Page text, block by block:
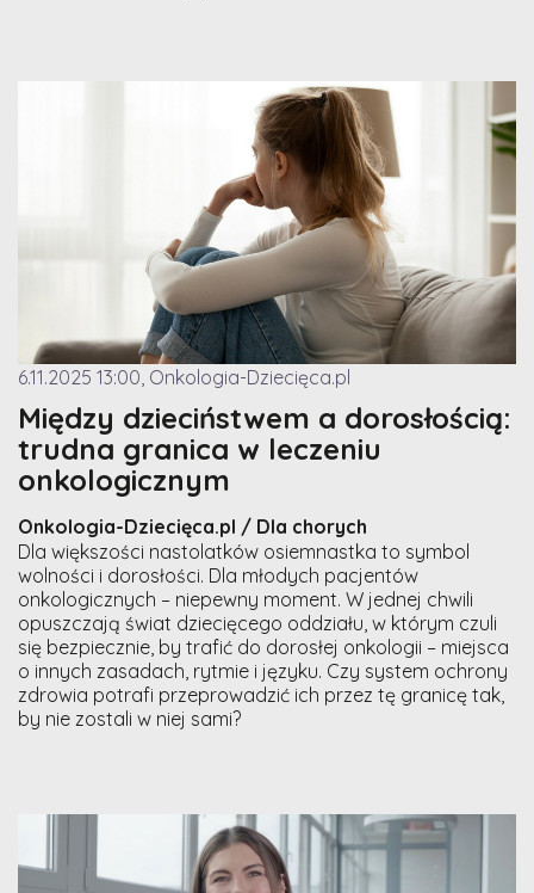
6.11.2025 13:00, Onkologia-Dziecięca.pl
Między dzieciństwem a dorosłością:
trudna granica w leczeniu
onkologicznym
Onkologia-Dziecięca.pl / Dla chorych
Dla większości nastolatków osiemnastka to symbol
wolności i dorosłości. Dla młodych pacjentów
onkologicznych – niepewny moment. W jednej chwili
opuszczają świat dziecięcego oddziału, w którym czuli
się bezpiecznie, by trafić do dorosłej onkologii – miejsca
o innych zasadach, rytmie i języku. Czy system ochrony
zdrowia potrafi przeprowadzić ich przez tę granicę tak,
by nie zostali w niej sami?